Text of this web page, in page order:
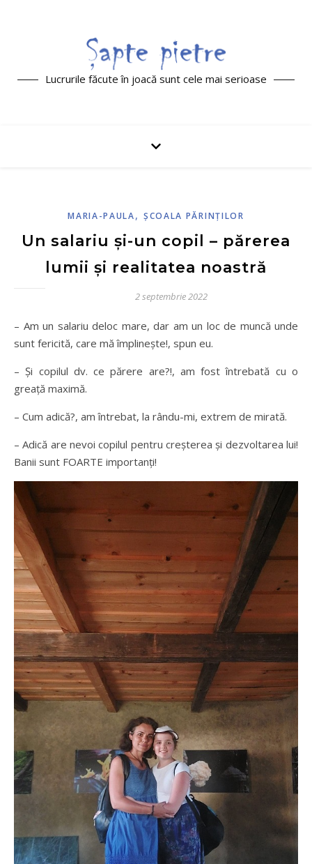
Lucrurile făcute în joacă sunt cele mai serioase
MARIA-PAULA, ŞCOALA PĂRINŢILOR
Un salariu și-un copil – părerea
lumii și realitatea noastră
2 septembrie 2022
– Am un salariu deloc mare, dar am un loc de muncă unde
sunt fericită, care mă împlinește!, spun eu.
– Și copilul dv. ce părere are?!, am fost întrebată cu o
greață maximă.
– Cum adică?, am întrebat, la rându-mi, extrem de mirată.
–Adică are nevoi copilul pentru creșterea și dezvoltarea lui!
Banii sunt FOARTE importanți!